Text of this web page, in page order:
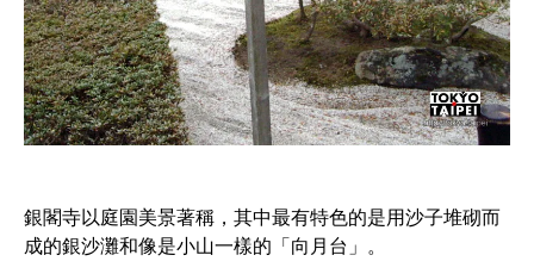
銀閣寺以庭園美景著稱，其中最有特色的是用沙子堆砌而
成的銀沙灘和像是小山一樣的「向月台」。